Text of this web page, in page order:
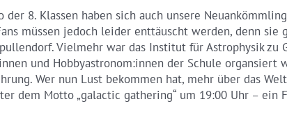
der 8. Klassen haben sich auch unsere
müssen jedoch leider enttäuscht werden, denn
Vielmehr war das Institut für Astrophysik
und Hobbyastronom:innen der Schule
Wer nun Lust bekommen hat, mehr über das
dem Motto „galactic gathering“ um 19:00 Uhr – ein